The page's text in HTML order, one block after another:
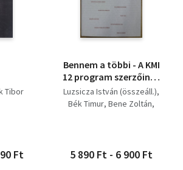
Tibor
Ft
Bennem a többi - A KMI
12 program szerzőinek
2021. évi antológiája
Luzsicza István (összeáll.)
Bék Timur Bene Zoltán
Marcsák Gergely
5 890 Ft - 6 900 Ft